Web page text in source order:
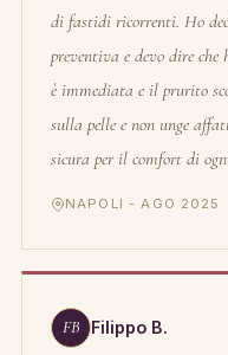
di fastidi ricorrenti. Ho
preventiva e devo dire che
è immediata e il prurito
sulla pelle e non unge
sicura per il comfort di
NAPOLI - AGO 2025
FB Filippo B.